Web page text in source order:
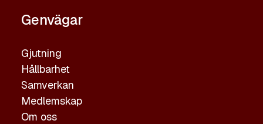
Genvägar
Gjutning
Hållbarhet
Samverkan
Medlemskap
Om oss